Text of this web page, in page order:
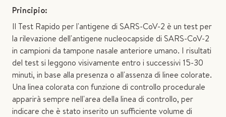
Principio:
Il Test Rapido per l'antigene di SARS-CoV-2 è un test per
la rilevazione dell'antigene nucleocapside di SARS-CoV-2
in campioni da tampone nasale anteriore umano. I risultati
del test si leggono visivamente entro i successivi 15-30
minuti, in base alla presenza o all'assenza di linee colorate.
Una linea colorata con funzione di controllo procedurale
apparirà sempre nell'area della linea di controllo, per
indicare che è stato inserito un sufficiente volume di